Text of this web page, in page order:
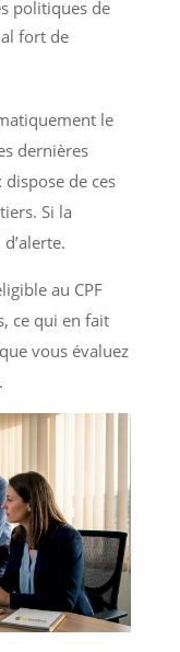
politiques de
fort de
le
dernières
de ces
Si la
au CPF
ce qui en fait
vous évaluez